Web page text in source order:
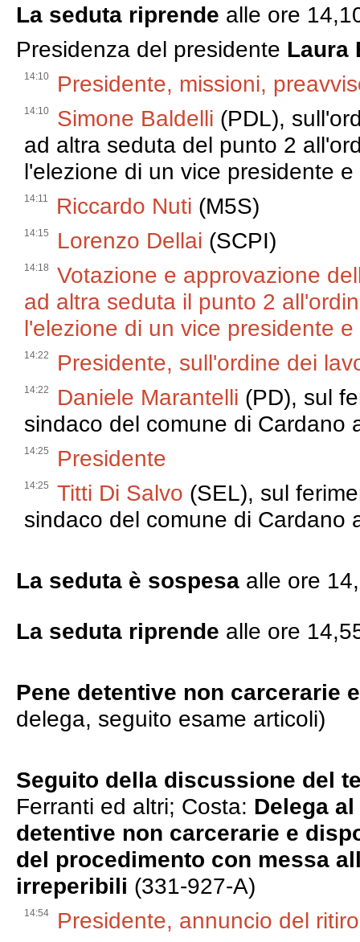
La seduta riprende alle ore
Presidenza del presidente Laura
14:10 Presidente, missioni,
14:10 Simone Baldelli (PDL),
ad altra seduta del punto 2
l'elezione di un vice presidente
14:11 Riccardo Nuti (M5S)
14:15 Lorenzo Dellai (SCPI)
14:18
Votazione e approvazione
ad altra seduta il punto 2
l'elezione di un vice presidente
14:22 Presidente, sull'ordine dei
14:22 Daniele Marantelli (PD), sul
sindaco del comune di Cardano
14:25 Presidente
14:25 Titti Di Salvo (SEL), sul
sindaco del comune di Cardano
La seduta è sospesa alle ore
La seduta riprende alle ore
Pene detentive non carcerarie
delega, seguito esame articoli)
Seguito della discussione del
Ferranti ed altri; Costa: Delega
detentive non carcerarie e
del procedimento con messa
irreperibili (331-927-A)
14:54 Presidente, annuncio del